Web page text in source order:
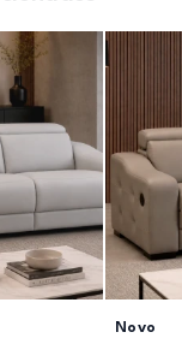
Novo